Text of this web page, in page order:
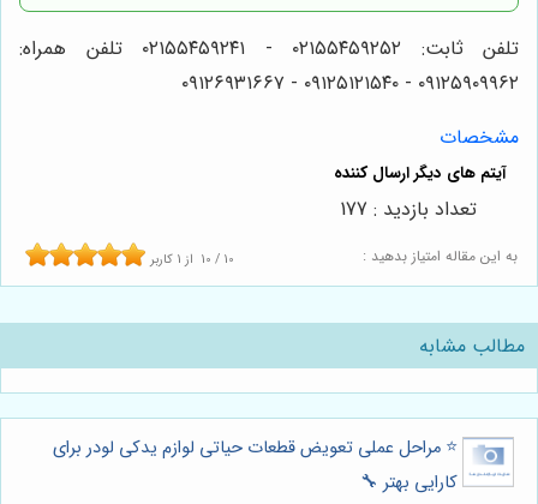
تلفن ثابت: ۰۲۱۵۵۴۵۹۲۵۲ - ۰۲۱۵۵۴۵۹۲۴۱ تلفن همراه:
۰۹۱۲۵۹۰۹۹۶۲ - ۰۹۱۲۵۱۲۱۵۴۰‌‌‌ - ۰۹۱۲۶۹۳۱۶۶۷
مشخصات
به این مقاله امتیاز بدهید : 10 / 10 از 1 کاربر
تعداد بازدید : 177
مطالب مشابه
⭐️ مراحل عملی تعویض قطعات حیاتی لوازم یدکی لودر برای
کارایی بهتر 🔧